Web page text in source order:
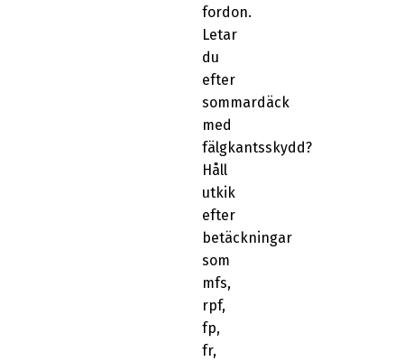
fordon.
Letar
du
efter
sommardäck
med
fälgkantsskydd?
Håll
utkik
efter
betäckningar
som
mfs,
rpf,
fp,
fr,